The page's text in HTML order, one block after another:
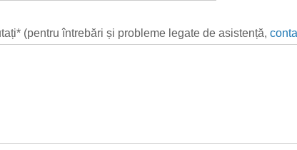
(pentru întrebări și probleme legate de asistență,